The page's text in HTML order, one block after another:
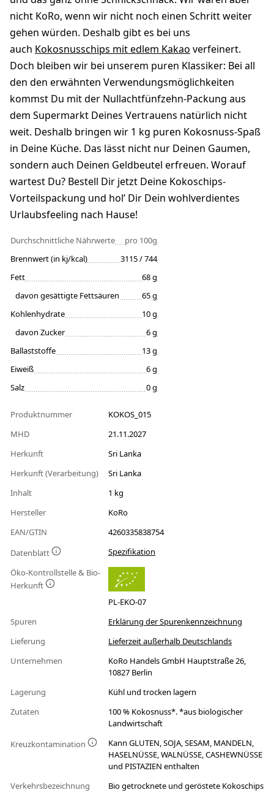
nicht KoRo, wenn wir nicht noch einen Schritt weiter
gehen würden. Deshalb gibt es bei uns
auch Kokosnusschips mit edlem Kakao verfeinert.
Doch bleiben wir bei unserem puren Klassiker: Bei all
den den erwähnten Verwendungsmöglichkeiten
kommst Du mit der Nullachtfünfzehn-Packung aus
dem Supermarkt Deines Vertrauens natürlich nicht
weit. Deshalb bringen wir 1 kg puren Kokosnuss-Spaß
in Deine Küche. Das lässt nicht nur Deinen Gaumen,
sondern auch Deinen Geldbeutel erfreuen. Worauf
wartest Du? Bestell Dir jetzt Deine Kokoschips-
Vorteilspackung und hol’ Dir Dein wohlverdientes
Urlaubsfeeling nach Hause!
Durchschnittliche Nährwerte
pro 100g
Brennwert (in kj/kcal)
3115 / 744
Fett
68 g
davon gesättigte Fettsäuren
65 g
Kohlenhydrate
10 g
davon Zucker
6 g
Ballaststoffe
13 g
Eiweiß
6 g
Salz
0 g
Produktnummer
KOKOS_015
MHD
21.11.2027
Herkunft
Sri Lanka
Herkunft (Verarbeitung)
Sri Lanka
Inhalt
1 kg
Hersteller
KoRo
EAN/GTIN
4260335838754
Datenblatt
Spezifikation
Öko-Kontrollstelle & Bio-
Herkunft
PL-EKO-07
Spuren
Erklärung der Spurenkennzeichnung
Lieferung
Lieferzeit außerhalb Deutschlands
Unternehmen
KoRo Handels GmbH Hauptstraße 26,
10827 Berlin
Lagerung
Kühl und trocken lagern
Zutaten
100 % Kokosnuss*. *aus biologischer
Landwirtschaft
Kreuzkontamination
Kann GLUTEN, SOJA, SESAM, MANDELN,
HASELNÜSSE, WALNÜSSE, CASHEWNÜSSE
und PISTAZIEN enthalten
Verkehrsbezeichnung
Bio getrocknete und geröstete Kokoschips